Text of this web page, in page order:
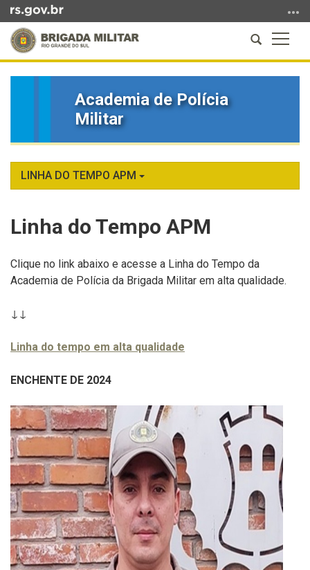
para
conteúdo
busca
a
Abrir
a
busca
Academia de Polícia
Militar
LINHA DO TEMPO APM
Linha do Tempo APM
Clique no link abaixo e acesse a Linha do Tempo da
Academia de Polícia da Brigada Militar em alta qualidade.
↓ ↓
Linha do tempo em alta qualidade
ENCHENTE DE 2024